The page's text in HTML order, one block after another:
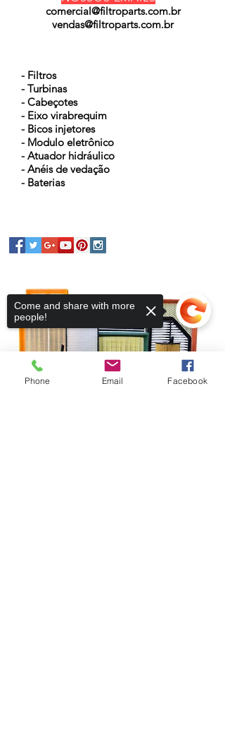
comercial@filtroparts.com.br
vendas@filtroparts.com.br
- Filtros
- Turbinas
- Cabeçotes
- Eixo virabrequim
- Bicos injetores
- Modulo eletrônico
- Atuador hidráulico
- Anéis de vedação
- Baterias
Phone Email Facebook
Come and share with more
people!